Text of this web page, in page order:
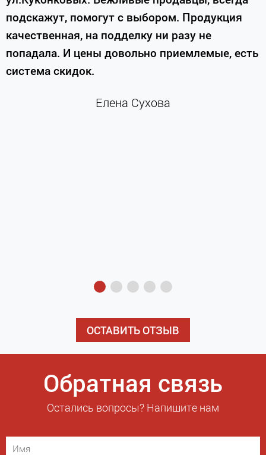
подскажут, помогут с выбором. Продукция
качественная, на подделку ни разу не
попадала. И цены довольно приемлемые, есть
система скидок.
Елена Сухова
ОСТАВИТЬ ОТЗЫВ
Обратная связь
Остались вопросы? Напишите нам